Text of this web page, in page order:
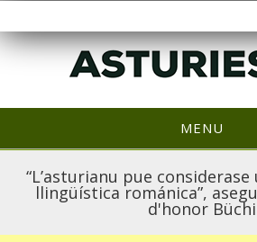
MENU
“L’asturianu pue
llingüística románica”,
d'honor Büchi